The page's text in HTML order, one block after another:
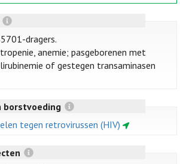
dragers.
anemie; pasgeborenen met
of gestegen transaminasen
borstvoeding
tegen retrovirussen (HIV)